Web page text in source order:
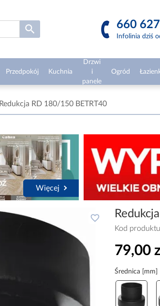
660
Infolinia dziś
Przedpokój Kuchnia
Drzwi
i
panele
Ogród
Redukcja RD 180/150 BETRT40
Więcej
Kod
79,00
Średnica [mm]